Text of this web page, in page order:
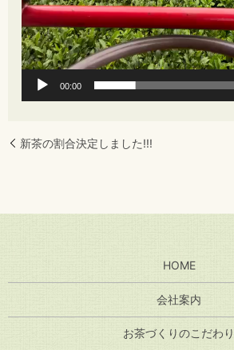
00:00
新茶の割合決定しました!!!
HOME
会社案内
お茶づくりのこだわり